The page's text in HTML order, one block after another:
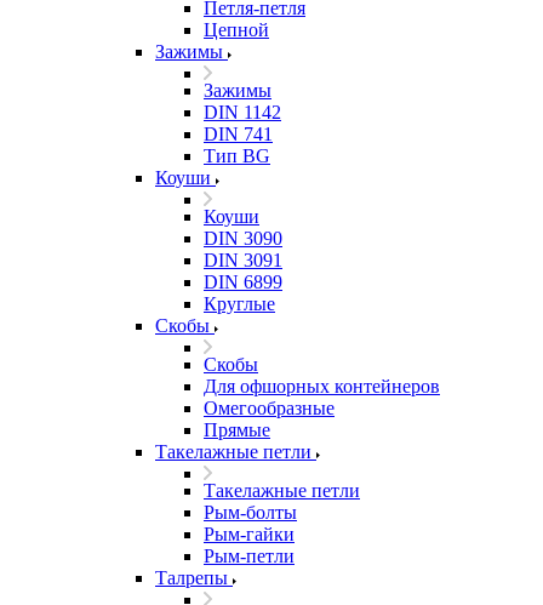
Петля-петля
Цепной
Зажимы
Зажимы
DIN 1142
DIN 741
Тип BG
Коуши
Коуши
DIN 3090
DIN 3091
DIN 6899
Круглые
Скобы
Скобы
Для офшорных контейнеров
Омегообразные
Прямые
Такелажные петли
Такелажные петли
Рым-болты
Рым-гайки
Рым-петли
Талрепы